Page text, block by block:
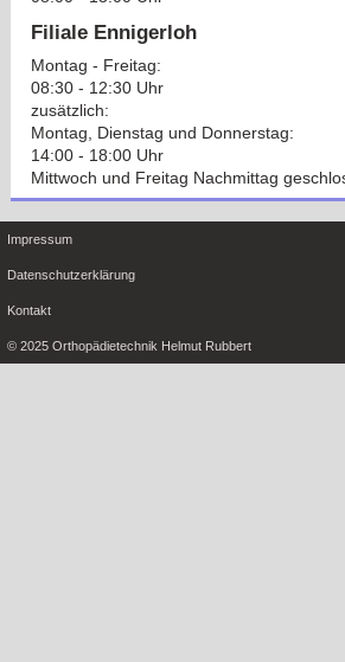
Filiale Ennigerloh
Montag - Freitag:
08:30 - 12:30 Uhr
zusätzlich:
Montag, Dienstag und Donnerstag:
14:00 - 18:00 Uhr
Mittwoch und Freitag Nachmittag
Impressum
Datenschutzerklärung
Kontakt
© 2025 Orthopädietechnik Helmut Rubbert